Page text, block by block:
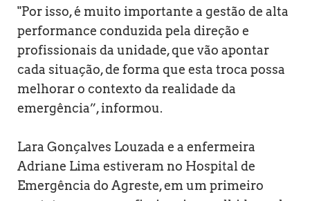
"Por isso, é muito importante a gestão de alta
performance conduzida pela direção e
profissionais da unidade, que vão apontar
cada situação, de forma que esta troca possa
melhorar o contexto da realidade da
emergência”, informou.
Lara Gonçalves Louzada e a enfermeira
Adriane Lima estiveram no Hospital de
Emergência do Agreste, em um primeiro